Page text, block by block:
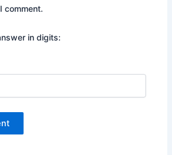
comment.
in digits: